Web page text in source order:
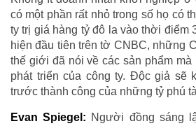
có một phần rất nhỏ trong số họ có
ty trị giá hàng tỷ đô la vào thời điểm
hiện đầu tiên trên tờ CNBC, những
thế giới đã nói về các sản phẩm
phát triển của công ty. Độc giả sẽ
trước thành công của những tỷ phú
Evan Spiegel: Người đồng sáng